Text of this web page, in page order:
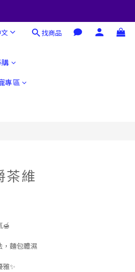
找商品
專區
茶維
🍯
，麵包體濕
✨
立即購買